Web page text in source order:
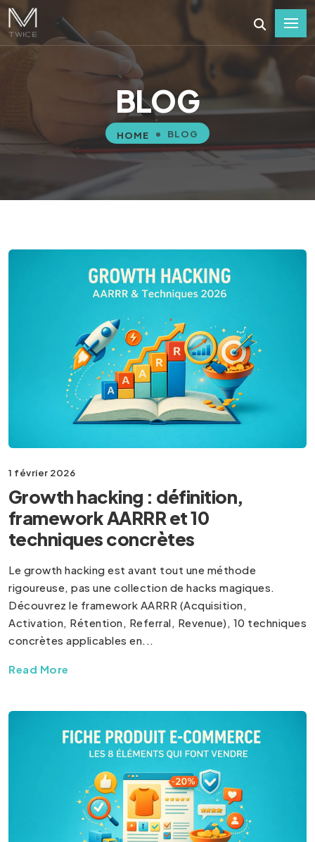
BLOG
HOME BLOG
1 février 2026
Growth hacking : définition,
framework AARRR et 10
techniques concrètes
Le growth hacking est avant tout une méthode
rigoureuse, pas une collection de hacks magiques.
Découvrez le framework AARRR (Acquisition,
Activation, Rétention, Referral, Revenue), 10 techniques
concrètes applicables en...
Read More